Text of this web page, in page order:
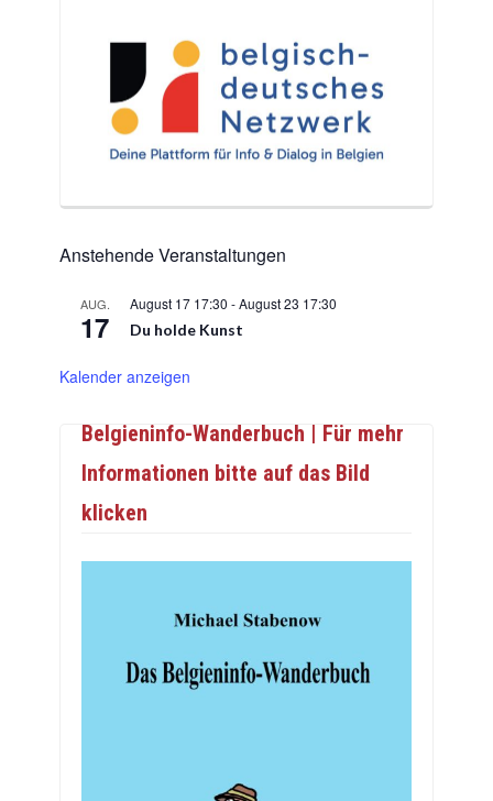
Anstehende Veranstaltungen
AUG.
17
August 17 17:30 -August 23 17:30
Du holde Kunst
Kalender anzeigen
Belgieninfo-Wanderbuch | Für mehr
Informationen bitte auf das Bild
klicken